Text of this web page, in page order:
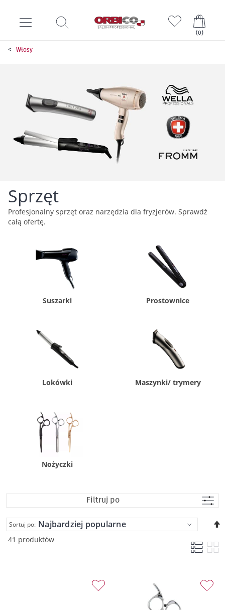
(0)
Włosy
Sprzęt
Profesjonalny sprzęt oraz narzędzia dla fryzjerów. Sprawdź
całą ofertę.
Suszarki Prostownice
Lokówki Maszynki/ trymery
Nożyczki
Filtruj po
41 produktów
Sortuj po: